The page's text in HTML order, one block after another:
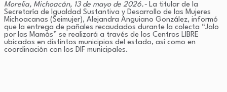
Morelia, Michoacán, 13 de mayo de 2026.- La titular de la
Secretaría de Igualdad Sustantiva y Desarrollo de las Mujeres
Michoacanas (Seimujer), Alejandra Anguiano González, informó
que la entrega de pañales recaudados durante la colecta “Jalo
por las Mamás” se realizará a través de los Centros LIBRE
ubicados en distintos municipios del estado, así como en
coordinación con los DIF municipales.